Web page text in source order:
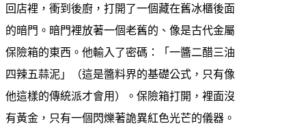
回店裡，衝到後廚，打開了一個藏在舊冰櫃後面
的暗門。暗門裡放著一個老舊的、像是古代金屬
保險箱的東西。他輸入了密碼：「一醬二醋三油
四辣五蒜泥」（這是醬料界的基礎公式，只有像
他這樣的傳統派才會用）。保險箱打開，裡面沒
有黃金，只有一個閃爍著詭異紅色光芒的儀器。